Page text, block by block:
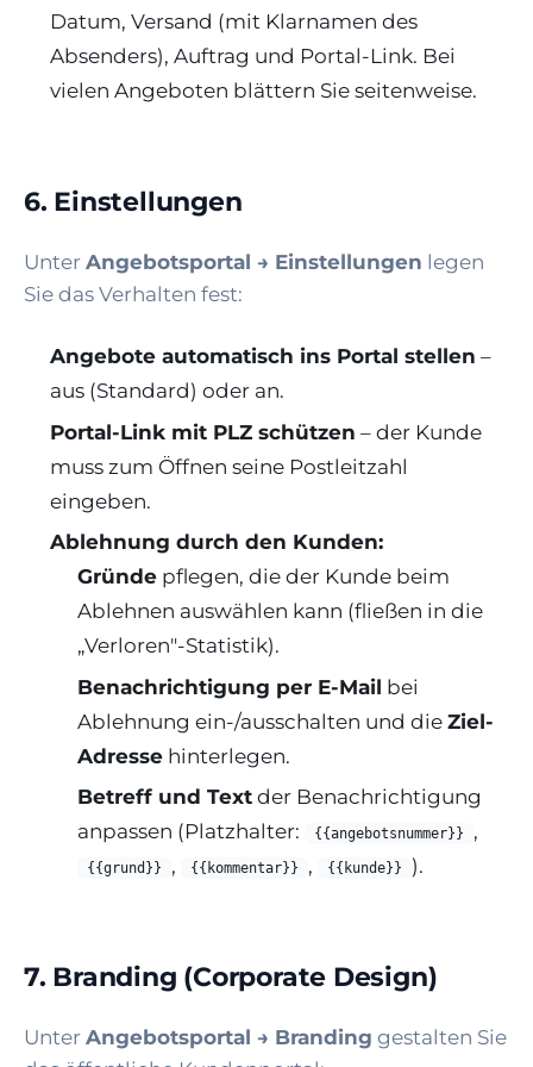
Datum, Versand (mit Klarnamen des
Absenders), Auftrag und Portal-Link. Bei
vielen Angeboten blättern Sie seitenweise.
6. Einstellungen
Unter Angebotsportal → Einstellungen legen
Sie das Verhalten fest:
Angebote automatisch ins Portal stellen –
aus (Standard) oder an.
Portal-Link mit PLZ schützen – der Kunde
muss zum Öffnen seine Postleitzahl
eingeben.
Ablehnung durch den Kunden:
Gründepflegen, die der Kunde beim
Ablehnen auswählen kann (fließen in die
„Verloren"-Statistik).
Benachrichtigung per E-Mail bei
Ablehnung ein-/ausschalten und die Ziel-
Adressehinterlegen.
Betreff und Textder Benachrichtigung
anpassen (Platzhalter:
{{angebotsnummer}} ,
{{grund}} , {{kommentar}} , {{kunde}} ).
7. Branding (Corporate Design)
Unter Angebotsportal → Branding gestalten Sie